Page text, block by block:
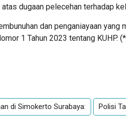
dugaan pelecehan terhadap
dan penganiayaan yang
1 Tahun 2023 tentang KUHP.
di Simokerto Surabaya: Polisi